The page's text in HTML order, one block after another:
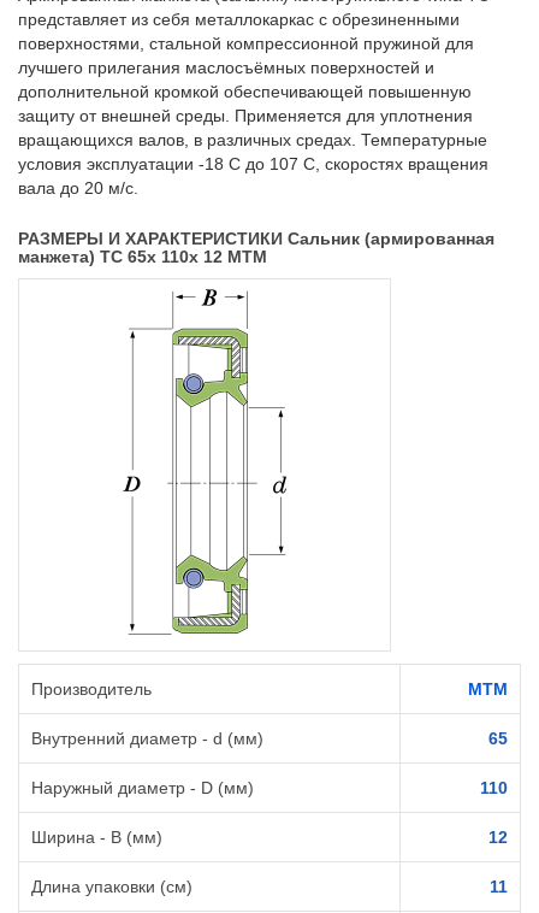
представляет из себя металлокаркас с обрезиненными
поверхностями, стальной компрессионной пружиной для
лучшего прилегания маслосъёмных поверхностей и
дополнительной кромкой обеспечивающей повышенную
защиту от внешней среды. Применяется для уплотнения
вращающихся валов, в различных средах. Температурные
условия эксплуатации -18 С до 107 С, скоростях вращения
вала до 20 м/с.
РАЗМЕРЫ И ХАРАКТЕРИСТИКИ Сальник (армированная
манжета) TC 65x 110x 12 MTM
Производитель MTM
Внутренний диаметр - d (мм) 65
Наружный диаметр - D (мм) 110
Ширина - B (мм) 12
Длина упаковки (см) 11